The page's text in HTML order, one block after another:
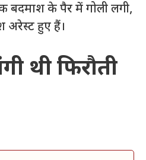
बदमाश के पैर में गोली लगी,
अरेस्ट हुए हैं।
थी फिरौती